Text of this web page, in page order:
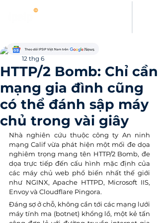
HTTP/2 Bomb: Chỉ cần
mạng gia đình cũng
có thể đánh sập máy
chủ trong vài giây
Kamy Le
12 thg 6
Nhà nghiên cứu thuộc công ty An ninh
mạng Calif vừa phát hiện một mối đe dọa
nghiêm trọng mang tên HTTP/2 Bomb, đe
dọa trực tiếp đến cấu hình mặc định của
các máy chủ web phổ biến nhất thế giới
như NGINX, Apache HTTPD, Microsoft IIS,
Envoy và Cloudflare Pingora.
Đáng sợ ở chỗ, không cần tới các mạng lưới
máy tính ma (botnet) khổng lồ, một kẻ tấn